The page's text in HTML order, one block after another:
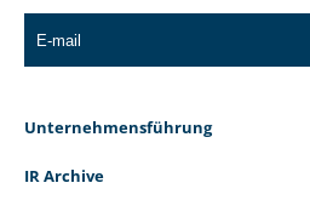
Unternehmensführung
IR Archive